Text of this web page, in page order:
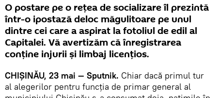
O postare pe o rețea de socializare îl prezintă
într-o ipostază deloc măgulitoare pe unul
dintre cei care a aspirat la fotoliul de edil al
Capitalei. Vă avertizăm că înregistrarea
conține injurii și limbaj licențios.
CHIȘINĂU, 23 mai — Sputnik. Chiar dacă primul tur
al alegerilor pentru funcția de primar general al